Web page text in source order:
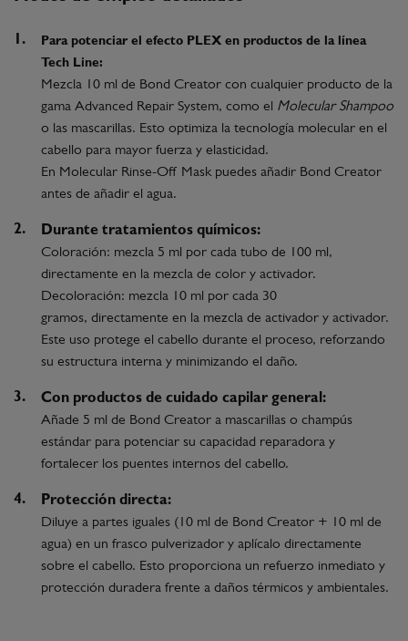
Para potenciar el efecto PLEX en productos de la línea
Tech Line:
Mezcla 10 ml de Bond Creator con cualquier producto de la
gama Advanced Repair System, como el Molecular Shampoo
o las mascarillas. Esto optimiza la tecnología molecular en el
cabello para mayor fuerza y elasticidad.
En Molecular Rinse-Off Mask puedes añadir Bond Creator
antes de añadir el agua.
Durante tratamientos químicos:
Coloración: mezcla 5 ml por cada tubo de 100 ml,
directamente en la mezcla de color y activador.
Decoloración: mezcla 10 ml por cada 30
gramos, directamente en la mezcla de activador y activador.
Este uso protege el cabello durante el proceso, reforzando
su estructura interna y minimizando el daño.
Con productos de cuidado capilar general:
Añade 5 ml de Bond Creator a mascarillas o champús
estándar para potenciar su capacidad reparadora y
fortalecer los puentes internos del cabello.
Protección directa:
Diluye a partes iguales (10 ml de Bond Creator + 10 ml de
agua) en un frasco pulverizador y aplícalo directamente
sobre el cabello. Esto proporciona un refuerzo inmediato y
protección duradera frente a daños térmicos y ambientales.